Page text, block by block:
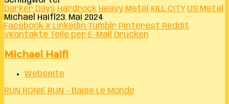
Darker Days Hardrock Heavy Metal KILL CITY US Metal
Michael Haifl 23. Mai 2024
Facebook X LinkedIn Tumblr Pinterest Reddit
VKontakte Teile per E-Mail Drucken
Michael Haifl
Webseite
RUN RONIE RUN - Baise Le Monde